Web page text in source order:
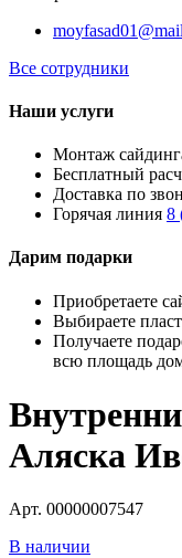
Все сотрудники
Наши услуги
Монтаж
Бесплатный
Доставка по
Горячая линия 8
Дарим подарки
Приобретаете
Выбираете
Получаете
всю площадь
Аляска
Арт. 00000007547
В наличии